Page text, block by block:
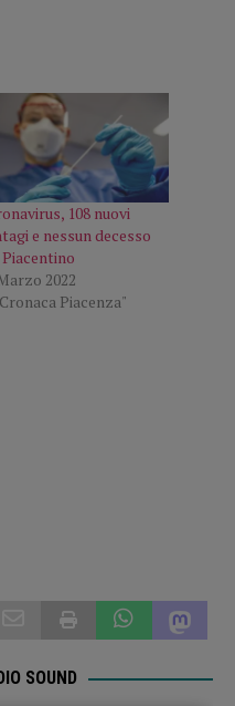
108 nuovi
e nessun decesso
2022
Piacenza"
SOUND